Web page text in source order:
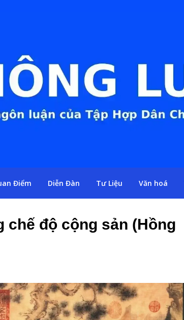
Điểm Diễn Đàn Tư Liệu Văn hoá
độ cộng sản (Hồng